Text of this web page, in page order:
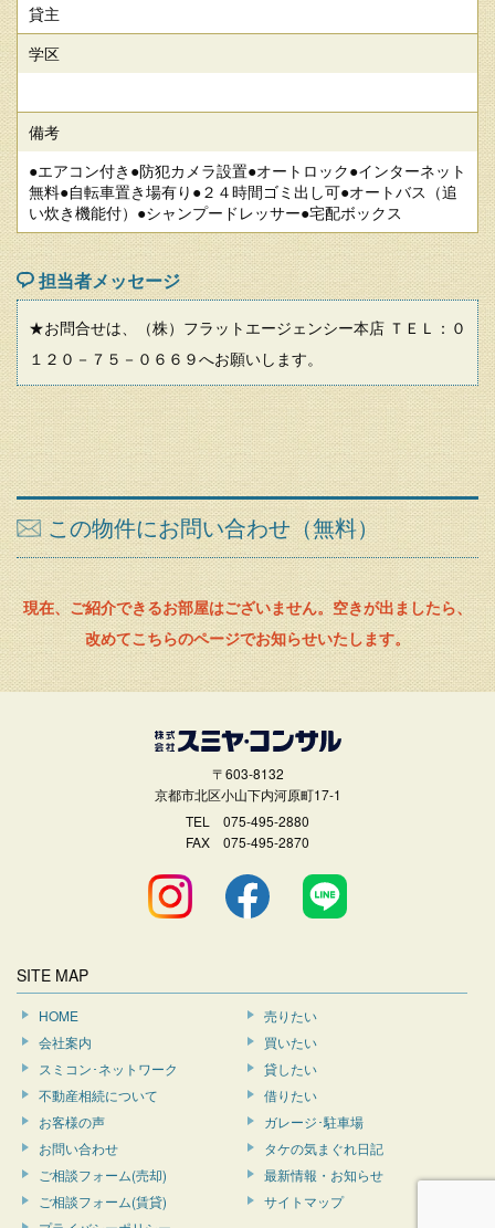
貸主
学区
備考
●エアコン付き●防犯カメラ設置●オートロック●インターネット
無料●自転車置き場有り●２４時間ゴミ出し可●オートバス（追
い炊き機能付）●シャンプードレッサー●宅配ボックス
担当者メッセージ
★お問合せは、（株）フラットエージェンシー本店 ＴＥＬ：０
１２０－７５－０６６９へお願いします。
この物件にお問い合わせ（無料）
現在、ご紹介できるお部屋はございません。空きが出ましたら、
改めてこちらのページでお知らせいたします。
〒603-8132
京都市北区小山下内河原町17-1
TEL 075-495-2880
FAX 075-495-2870
SITE MAP
HOME
会社案内
スミコン･ネットワーク
不動産相続について
お客様の声
売りたい
買いたい
貸したい
借りたい
ガレージ･駐車場
お問い合わせ
ご相談フォーム(売却)
ご相談フォーム(賃貸)
タケの気まぐれ日記
最新情報・お知らせ
サイトマップ